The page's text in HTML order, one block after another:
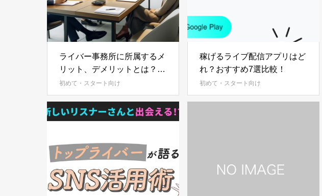
ライバー事務所に所属するメ
リット、デメリットとは？徹
底解説！
初めて・スタート向け
稼げるライブ配信アプリはど
れ？おすすめ7選比較！
初めて・スタート向け